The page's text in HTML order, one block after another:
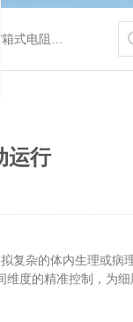
槽/水浴锅等
运行
复杂的体内生理或
度的精准控制，为